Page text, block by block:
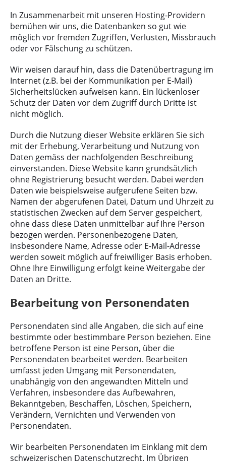
In Zusammenarbeit mit unseren Hosting-Providern
bemühen wir uns, die Datenbanken so gut wie
möglich vor fremden Zugriffen, Verlusten, Missbrauch
oder vor Fälschung zu schützen.
Wir weisen darauf hin, dass die Datenübertragung im
Internet (z.B. bei der Kommunikation per E-Mail)
Sicherheitslücken aufweisen kann. Ein lückenloser
Schutz der Daten vor dem Zugriff durch Dritte ist
nicht möglich.
Durch die Nutzung dieser Website erklären Sie sich
mit der Erhebung, Verarbeitung und Nutzung von
Daten gemäss der nachfolgenden Beschreibung
einverstanden. Diese Website kann grundsätzlich
ohne Registrierung besucht werden. Dabei werden
Daten wie beispielsweise aufgerufene Seiten bzw.
Namen der abgerufenen Datei, Datum und Uhrzeit zu
statistischen Zwecken auf dem Server gespeichert,
ohne dass diese Daten unmittelbar auf Ihre Person
bezogen werden. Personenbezogene Daten,
insbesondere Name, Adresse oder E-Mail-Adresse
werden soweit möglich auf freiwilliger Basis erhoben.
Ohne Ihre Einwilligung erfolgt keine Weitergabe der
Daten an Dritte.
Bearbeitung von Personendaten
Personendaten sind alle Angaben, die sich auf eine
bestimmte oder bestimmbare Person beziehen. Eine
betroffene Person ist eine Person, über die
Personendaten bearbeitet werden. Bearbeiten
umfasst jeden Umgang mit Personendaten,
unabhängig von den angewandten Mitteln und
Verfahren, insbesondere das Aufbewahren,
Bekanntgeben, Beschaffen, Löschen, Speichern,
Verändern, Vernichten und Verwenden von
Personendaten.
Wir bearbeiten Personendaten im Einklang mit dem
schweizerischen Datenschutzrecht. Im Übrigen